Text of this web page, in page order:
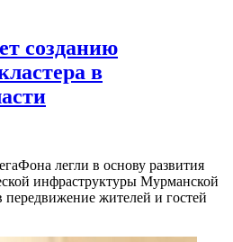
созданию
в
легли в основу развития
инфраструктуры Мурманской
передвижение жителей и гостей